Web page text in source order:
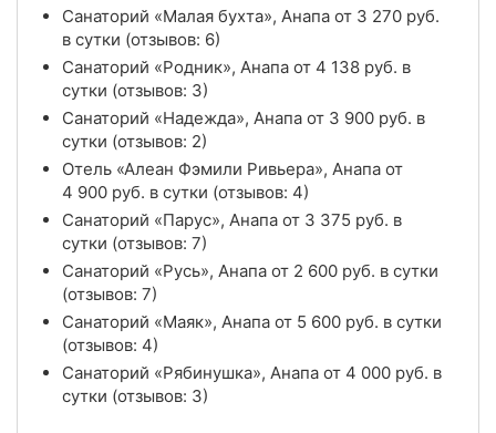
Санаторий «Малая бухта», Анапа от 3 270 руб.
в сутки (отзывов: 6)
Санаторий «Родник», Анапа от 4 138 руб. в
сутки (отзывов: 3)
Санаторий «Надежда», Анапа от 3 900 руб. в
сутки (отзывов: 2)
Отель «Алеан Фэмили Ривьера», Анапа от
4 900 руб. в сутки (отзывов: 4)
Санаторий «Парус», Анапа от 3 375 руб. в
сутки (отзывов: 7)
Санаторий «Русь», Анапа от 2 600 руб. в сутки
(отзывов: 7)
Санаторий «Маяк», Анапа от 5 600 руб. в сутки
(отзывов: 4)
Санаторий «Рябинушка», Анапа от 4 000 руб. в
сутки (отзывов: 3)